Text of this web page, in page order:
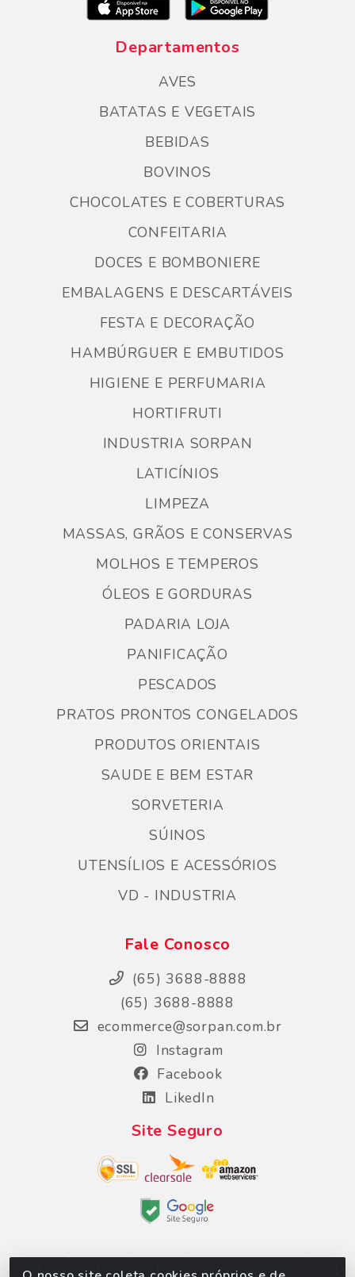
Departamentos
AVES
BATATAS E VEGETAIS
BEBIDAS
BOVINOS
CHOCOLATES E COBERTURAS
CONFEITARIA
DOCES E BOMBONIERE
EMBALAGENS E DESCARTÁVEIS
FESTA E DECORAÇÃO
HAMBÚRGUER E EMBUTIDOS
HIGIENE E PERFUMARIA
HORTIFRUTI
INDUSTRIA SORPAN
LATICÍNIOS
LIMPEZA
MASSAS, GRÃOS E CONSERVAS
MOLHOS E TEMPEROS
ÓLEOS E GORDURAS
PADARIA LOJA
PANIFICAÇÃO
PESCADOS
PRATOS PRONTOS CONGELADOS
PRODUTOS ORIENTAIS
SAUDE E BEM ESTAR
SORVETERIA
SÚINOS
UTENSÍLIOS E ACESSÓRIOS
VD - INDUSTRIA
Fale Conosco
(65) 3688-8888
(65) 3688-8888
ecommerce@sorpan.com.br
Instagram
Facebook
LikedIn
Site Seguro